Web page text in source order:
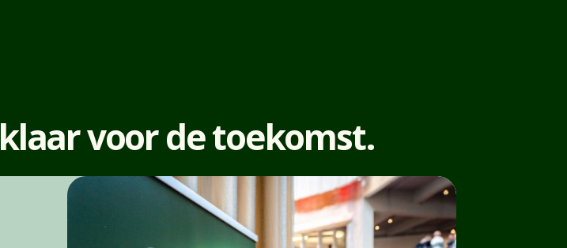
klaar voor de toekomst.